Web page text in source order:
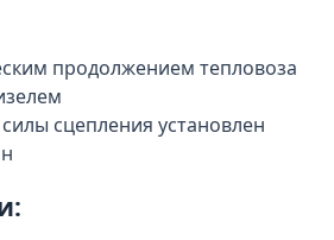
продолжением тепловоза
сцепления установлен